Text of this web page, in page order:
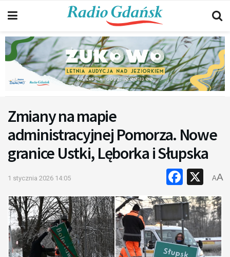
Zmiany na mapie
administracyjnej Pomorza. Nowe
granice Ustki, Lęborka i Słupska
1 stycznia 2026 14:05 X
AA